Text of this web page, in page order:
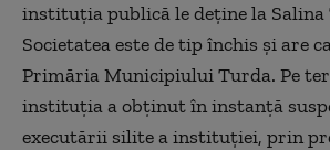
instituția publică le deține la Salina
Societatea este de tip închis și are
Primăria Municipiului Turda. Pe
instituția a obținut în instanță
executării silite a instituției, prin